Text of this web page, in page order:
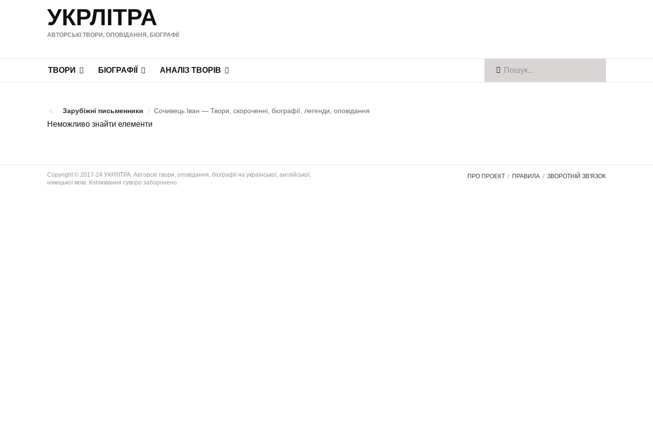
УКРЛІТРА
АВТОРСЬКІ ТВОРИ, ОПОВІДАННЯ, БІОГРАФІЇ
ТВОРИ БІОГРАФІЇ АНАЛІЗ ТВОРІВ
Зарубіжні письменники / Сочивець Іван — Твори, скороченні, біографії, легенди, оповiдання
Неможливо знайти елементи
Copyright © 2017-24 УКРЛІТРА. Авторскі твори, оповідання, біографії на української, англійської,
німецької мові. Копіювання суворо заборонено.
ПРО ПРОЕКТ ПРАВИЛА ЗВОРОТНІЙ ЗВ'ЯЗОК